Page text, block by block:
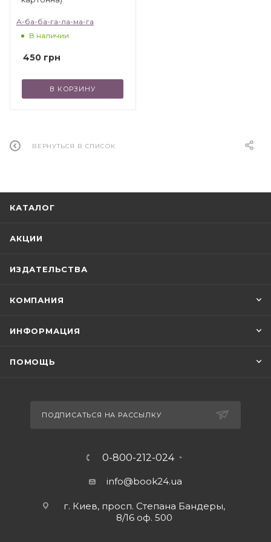
А-ба-ба-га-ла-ма-га
В наличии
450 грн
В КОРЗИНУ
ВЕРНУТЬСЯ В СПИСОК
КАТАЛОГ
АКЦИИ
ИЗДАТЕЛЬСТВА
КОМПАНИЯ
ИНФОРМАЦИЯ
ПОМОЩЬ
ПОДПИСАТЬСЯ НА РАССЫЛКУ
0-800-212-024
info@book24.ua
г. Киев, просп. Степана Бандеры,
8/16 оф. 500